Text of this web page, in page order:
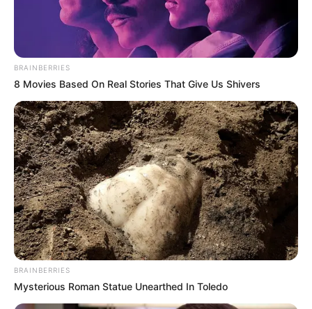
підтверджують записи з камер
відеоспостереження.
BRAINBERRIES
8 Movies Based On Real Stories That Give Us Shivers
BRAINBERRIES
Mysterious Roman Statue Unearthed In Toledo